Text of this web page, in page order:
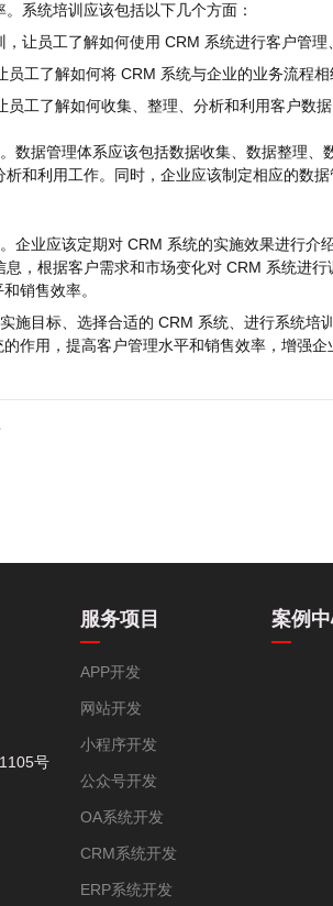
系统培训应该包括以下几个方面：
让员工了解如何使用 CRM 系统进行客户管理
工了解如何将 CRM 系统与企业的业务流程相
工了解如何收集、整理、分析和利用客户数
数据管理体系应该包括数据收集、数据整理
和利用工作。同时，企业应该制定相应的数
企业应该定期对 CRM 系统的实施效果进行介
，根据客户需求和市场变化对 CRM 系统进
销售效率。
施目标、选择合适的 CRM 系统、进行系统培
作用，提高客户管理水平和销售效率，增强企
号
服务项目
APP开发
网站开发
小程序开发
公众号开发
OA系统开发
CRM系统开发
ERP系统开发
案例